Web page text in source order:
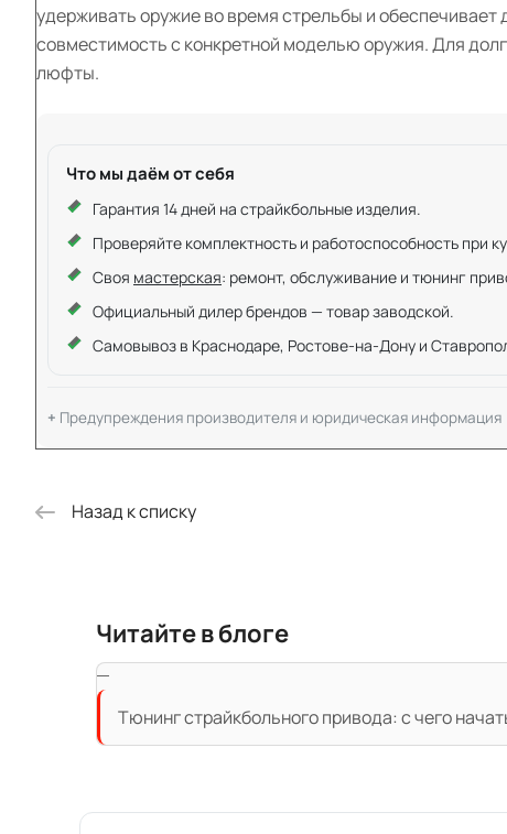
удерживать оружие во время стрельбы и
совместимость с конкретной моделью оружия. Для
люфты.
Что мы даём от себя
Гарантия 14 дней на страйкбольные изделия.
Проверяйте комплектность и работоспособность при
Своя мастерская: ремонт, обслуживание и тюнинг
Официальный дилер брендов — товар заводской.
Самовывоз в Краснодаре, Ростове-на-Дону и
Предупреждения производителя и юридическая информация
Назад к списку
Читайте в блоге
Тюнинг страйкбольного привода: с чего